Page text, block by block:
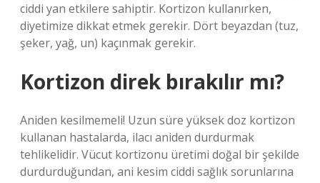
ciddi yan etkilere sahiptir. Kortizon kullanırken,
diyetimize dikkat etmek gerekir. Dört beyazdan (tuz,
şeker, yağ, un) kaçınmak gerekir.
Kortizon direk bırakılır mı?
Aniden kesilmemeli! Uzun süre yüksek doz kortizon
kullanan hastalarda, ilacı aniden durdurmak
tehlikelidir. Vücut kortizonu üretimi doğal bir şekilde
durdurduğundan, ani kesim ciddi sağlık sorunlarına